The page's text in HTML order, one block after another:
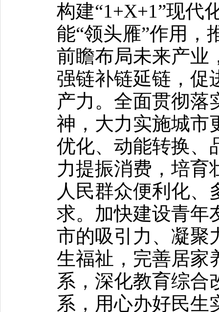
构建“1+X+1”现代
能“领头雁”作用，
前瞻布局未来产业
强链补链延链，促
产力。全面贯彻落
神，大力实施城市
优化、动能转换、
力提振消费，培育
人民群众便利化、
求。加快建设青年
市的吸引力、凝聚
生福祉，完善居家
系，深化教育综合
系，用心办好民生